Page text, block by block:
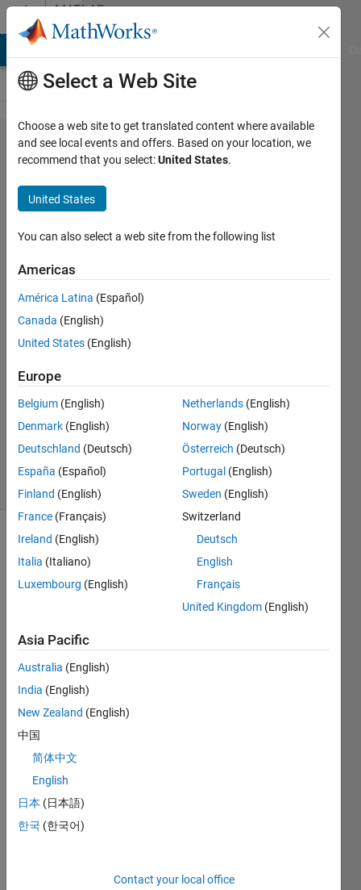
Skip to contentMATLAB
Answers
変数に
入れた
計算式
を計算
する方
法
Takahashi
7 Jul
1 Answer
Answer
Updated
7 Jul 2021
2 Views
(30 days)
matla
ログ
ラム
の中
とい
う変
数の
１＋
１と
Select a Web Site
Choose a web site to get translated content where available
and see local events and offers. Based on your location, we
recommend that you select:United States.
United States
You can also select a web site from the following list
Americas
América Latina (Español)
Canada (English)
United States (English)
Europe
Belgium (English)
Denmark (English)
Deutschland (Deutsch)
España (Español)
Finland (English)
France (Français)
Ireland (English)
Italia (Italiano)
Luxembourg (English)
Netherlands (English)
Norway (English)
Österreich (Deutsch)
Portugal (English)
Sweden (English)
Switzerland
Deutsch
English
Français
United Kingdom (English)
Asia Pacific
Australia (English)
India (English)
New Zealand (English)
中国
简体中文
English
日本 (日本語)
한국 (한국어)
Contact your local office